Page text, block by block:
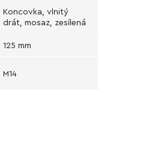
Koncovka, vlnitý
drát, mosaz, zesílená
125 mm
М14